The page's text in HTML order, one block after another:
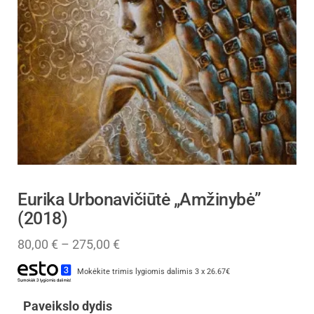
Eurika Urbonavičiūtė „Amžinybė”
(2018)
80,00 € – 275,00 €
Mokėkite trimis lygiomis dalimis 3 x 26.67€
Paveikslo dydis